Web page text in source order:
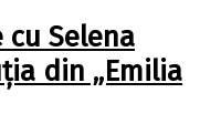
Selena
din „Emilia